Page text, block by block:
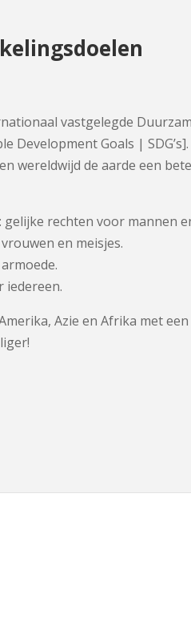
vastgelegde
Development Goals | SDG’s].
wereldwijd de aarde een
rechten voor mannen
en meisjes.
iedereen.
Azie en Afrika met een